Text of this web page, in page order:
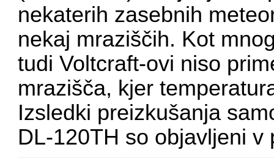
nekaterih zasebnih
nekaj mraziščih. Kot
tudi Voltcraft-ovi niso
mrazišča, kjer
Izsledki preizkušanja
DL-120TH so objavljeni v